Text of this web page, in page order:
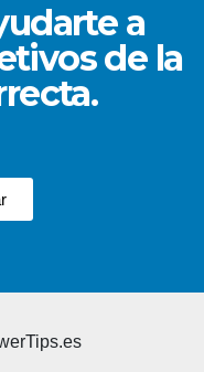
a
de la